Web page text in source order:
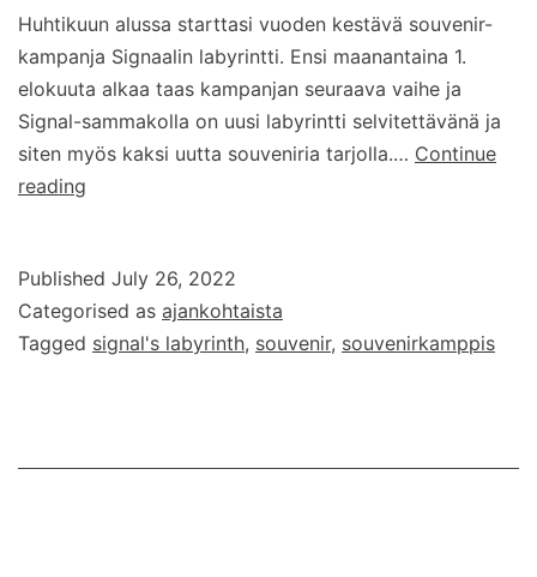
Huhtikuun alussa starttasi vuoden kestävä souvenir-
kampanja Signaalin labyrintti. Ensi maanantaina 1.
elokuuta alkaa taas kampanjan seuraava vaihe ja
Signal-sammakolla on uusi labyrintti selvitettävänä ja
siten myös kaksi uutta souveniria tarjolla.… Continue
reading
osa
3
Published July 26, 2022
Categorised as ajankohtaista
Tagged signal's labyrinth, souvenir, souvenirkamppis